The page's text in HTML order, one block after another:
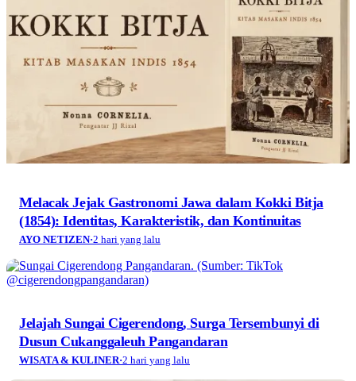
Melacak Jejak Gastronomi Jawa dalam Kokki Bitja
(1854): Identitas, Karakteristik, dan Kontinuitas
AYO NETIZEN· 2 hari yang lalu
Jelajah Sungai Cigerendong, Surga Tersembunyi di
Dusun Cukanggaleuh Pangandaran